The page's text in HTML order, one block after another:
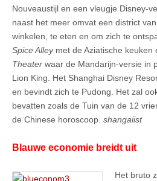
Nouveaustijl en een vleugje Disney-
naast het meer omvat een district
winkelen, te eten en om zich te
Spice Alleymet de Aziatische keuken
Theater waar de Mandarijn-versie in
Lion King. Het Shanghai Disney
en bevindt zich te Pudong. Het zal
bevatten zoals de Tuin van de 12
de Chinese horoscoop. shangaiist
Blauwe economie breidt uit
Het bruto